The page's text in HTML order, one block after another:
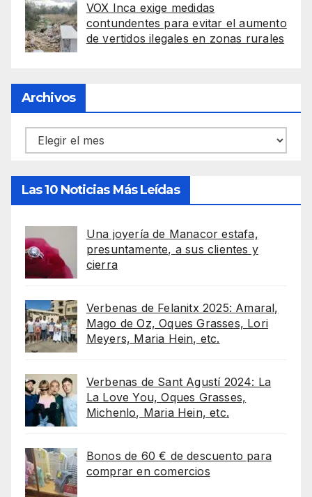
VOX Inca exige medidas
contundentes para evitar el aumento
de vertidos ilegales en zonas rurales
Archivos
Archivos
Las 10 Noticias Más Leídas
Una joyería de Manacor estafa,
presuntamente, a sus clientes y
cierra
Verbenas de Felanitx 2025: Amaral,
Mago de Oz, Oques Grasses, Lori
Meyers, Maria Hein, etc.
Verbenas de Sant Agustí 2024: La
La Love You, Oques Grasses,
Michenlo, Maria Hein, etc.
Bonos de 60 € de descuento para
comprar en comercios